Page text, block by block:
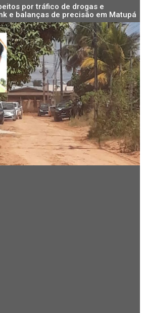
por tráfico de drogas e
e balanças de precisão em Matupá